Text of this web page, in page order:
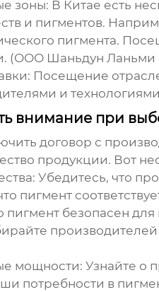
зоны: В Китае есть
и пигментов.
пигмента.
(ООО Шаньдун Ланьми
Посещение
и
внимание при
договор с
продукции. Вот
Убедитесь, что
пигмент
пигмент безопасен
производителей
мощности: Узнайте о
потребности в